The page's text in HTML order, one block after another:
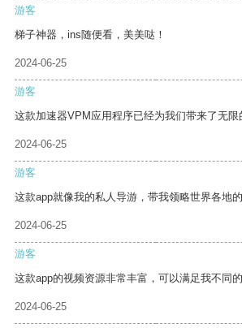
游客
梯子神器，ins随便看，美美哒！
2024-06-25
游客
这款加速器VPM应用程序已经为我们带来了无限
2024-06-25
游客
这款app就像我的私人导游，带我领略世界各地的
2024-06-25
游客
这款app的视频资源非常丰富，可以满足我不同的
2024-06-25